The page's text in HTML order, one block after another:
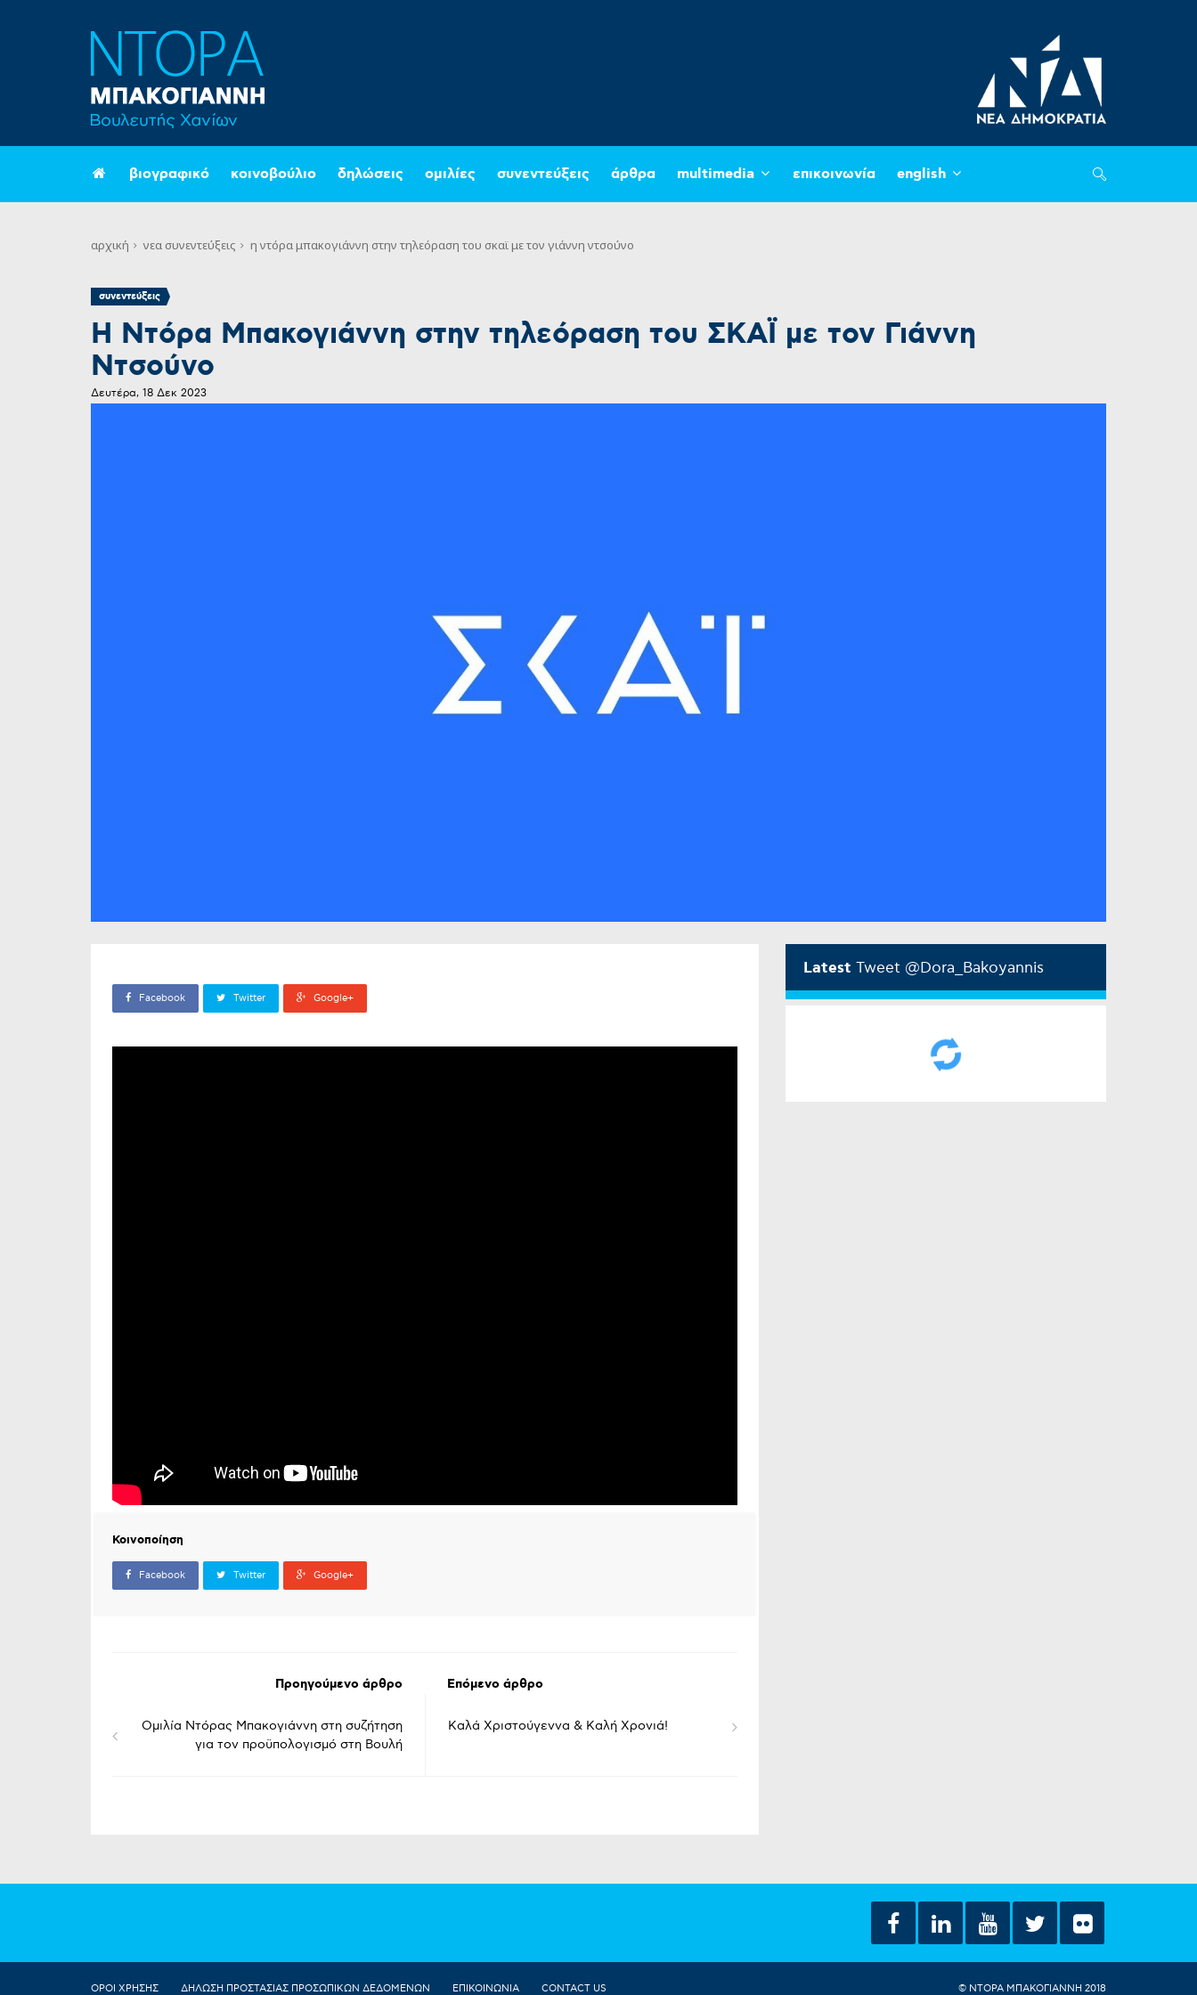
βιογραφικό κοινοβούλιο δηλώσεις ομιλίες συνεντεύξεις άρθρα multimedia επικοινωνία english
αρχική νεα συνεντεύξεις η ντόρα μπακογιάννη στην τηλεόραση του σκαϊ με τον γιάννη ντσούνο
συνεντεύξεις
Η Ντόρα Μπακογιάννη στην τηλεόραση του ΣΚΑΪ με τον Γιάννη
Ντσούνο
Δευτέρα, 18 Δεκ 2023
Facebook Twitter Google+
Κοινοποίηση
Facebook Twitter Google+
Προηγούμενο άρθρο
Ομιλία Ντόρας Μπακογιάννη στη συζήτηση
για τον προϋπολογισμό στη Βουλή
Επόμενο άρθρο
Καλά Χριστούγεννα & Καλή Χρονιά!
Latest Tweet @Dora_Bakoyannis
ΟΡΟΙ ΧΡΗΣΗΣ ΔΗΛΩΣΗ ΠΡΟΣΤΑΣΙΑΣ ΠΡΟΣΩΠΙΚΩΝ ΔΕΔΟΜΕΝΩΝ ΕΠΙΚΟΙΝΩΝΙΑ CONTACT US © ΝΤΟΡΑ ΜΠΑΚΟΓΙΑΝΝΗ 2018